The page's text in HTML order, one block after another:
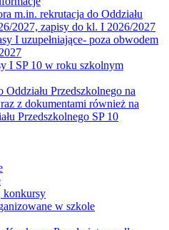
m.in. rekrutacja do Oddziału
2027, zapisy do kl. I 2026/2027
I uzupełniające- poza obwodem
I SP 10 w roku szkolnym
Oddziału Przedszkolnego na
z dokumentami również na
Przedszkolnego SP 10
konkursy
w szkole